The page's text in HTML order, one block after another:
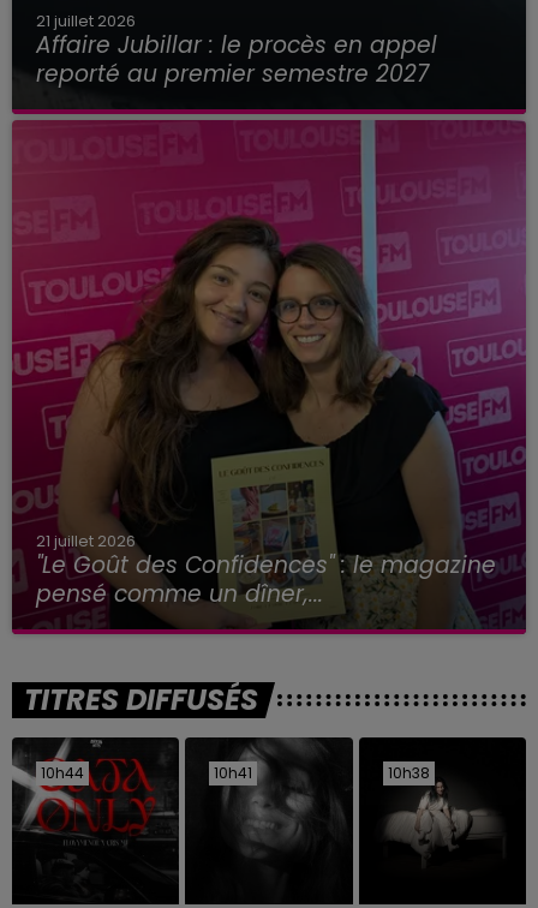
21 juillet 2026
Affaire Jubillar : le procès en appel
reporté au premier semestre 2027
21 juillet 2026
"Le Goût des Confidences" : le magazine
pensé comme un dîner,...
TITRES DIFFUSÉS
10h44
10h44 10h41
10h41 10h38
10h38